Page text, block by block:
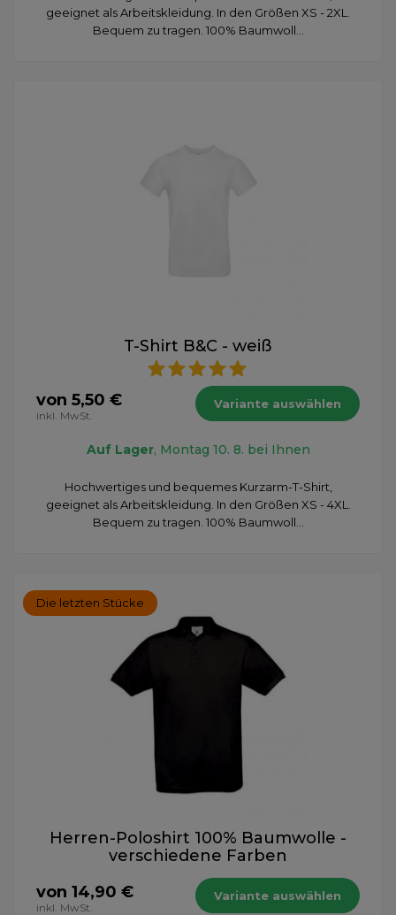
geeignet als Arbeitskleidung. In den Größen XS - 2XL.
Bequem zu tragen. 100% Baumwoll...
T-Shirt B&C - weiß
von 5,50 €
inkl. MwSt.
Variante auswählen
Auf Lager, Montag 10. 8. bei Ihnen
Hochwertiges und bequemes Kurzarm-T-Shirt,
geeignet als Arbeitskleidung. In den Größen XS - 4XL.
Bequem zu tragen. 100% Baumwoll...
Die letzten Stücke
Herren-Poloshirt 100% Baumwolle -
verschiedene Farben
von 14,90 €
inkl. MwSt.
Variante auswählen